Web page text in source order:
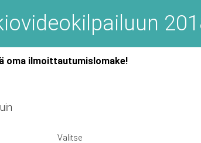
oma ilmoittautumislomake!
Valitse